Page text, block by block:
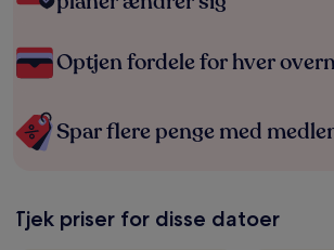
Optjen fordele for hver
Spar flere penge med
Tjek priser for disse datoer